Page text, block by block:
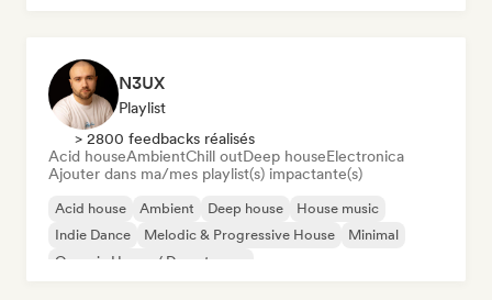
N3UX
Playlist
> 2800 feedbacks réalisés
Acid houseAmbientChill outDeep houseElectronica
Ajouter dans ma/mes playlist(s) impactante(s)
Acid house Ambient Deep house
House music
Indie Dance
Melodic & Progressive House
Minimal
Organic House / Downtempo